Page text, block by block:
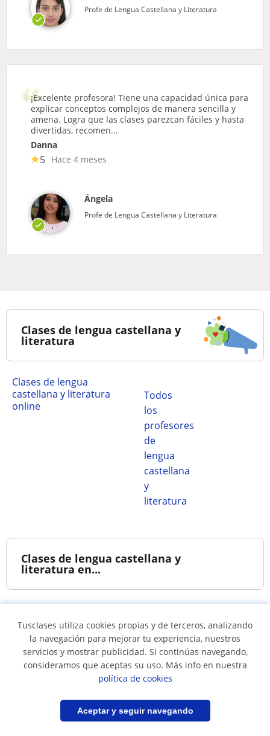
Guardar búsqueda
Profe de Lengua Castellana y Literatura
¡Excelente profesora! Tiene una capacidad única para
explicar conceptos complejos de manera sencilla y
amena. Logra que las clases parezcan fáciles y hasta
divertidas, recomen...
Danna
5 Hace 4 meses
Ángela
Profe de Lengua Castellana y Literatura
Clases de lengua castellana y
literatura
Clases de lengua
castellana y literatura
online
Todos
los
profesores
de
lengua
castellana
y
literatura
Clases de lengua castellana y
literatura en...
castellana y literatura
en Barranquilla
castellana y literatura
en Bello
Clases de lengua
castellana y literatura
Clases de lengua
castellana y literatura
Clases de lengua
Clases de lengua
Tusclases utiliza cookies propias y de terceros, analizando
la navegación para mejorar tu experiencia, nuestros
servicios y mostrar publicidad. Si continúas navegando,
consideramos que aceptas su uso. Más info en nuestra
política de cookies
Aceptar y seguir navegando